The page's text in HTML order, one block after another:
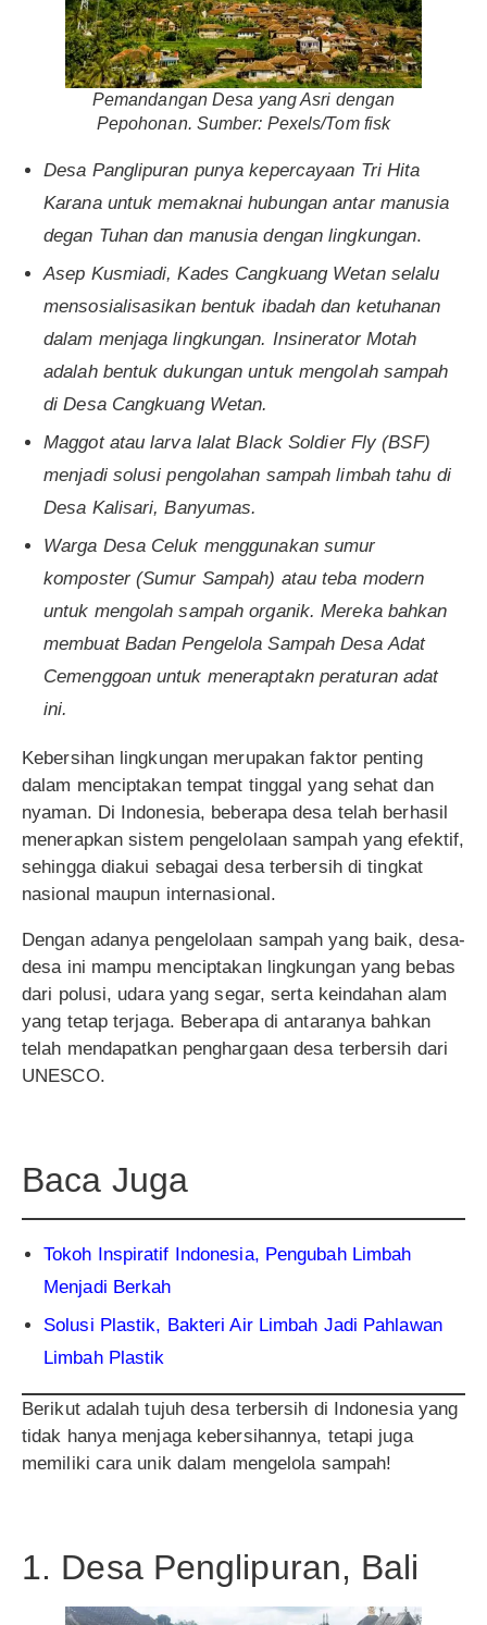
Pemandangan Desa yang Asri dengan
Pepohonan. Sumber: Pexels/Tom fisk
Desa Panglipuran punya kepercayaan Tri Hita
Karana untuk memaknai hubungan antar manusia
degan Tuhan dan manusia dengan lingkungan.
Asep Kusmiadi, Kades Cangkuang Wetan selalu
mensosialisasikan bentuk ibadah dan ketuhanan
dalam menjaga lingkungan. Insinerator Motah
adalah bentuk dukungan untuk mengolah sampah
di Desa Cangkuang Wetan.
Maggot atau larva lalat Black Soldier Fly (BSF)
menjadi solusi pengolahan sampah limbah tahu di
Desa Kalisari, Banyumas.
Warga Desa Celuk menggunakan sumur
komposter (Sumur Sampah) atau teba modern
untuk mengolah sampah organik. Mereka bahkan
membuat Badan Pengelola Sampah Desa Adat
Cemenggoan untuk meneraptakn peraturan adat
ini.
Kebersihan lingkungan merupakan faktor penting
dalam menciptakan tempat tinggal yang sehat dan
nyaman. Di Indonesia, beberapa desa telah berhasil
menerapkan sistem pengelolaan sampah yang efektif,
sehingga diakui sebagai desa terbersih di tingkat
nasional maupun internasional.
Dengan adanya pengelolaan sampah yang baik, desa-
desa ini mampu menciptakan lingkungan yang bebas
dari polusi, udara yang segar, serta keindahan alam
yang tetap terjaga. Beberapa di antaranya bahkan
telah mendapatkan penghargaan desa terbersih dari
UNESCO.
Baca Juga
Tokoh Inspiratif Indonesia, Pengubah Limbah
Menjadi Berkah
Solusi Plastik, Bakteri Air Limbah Jadi Pahlawan
Limbah Plastik
Berikut adalah tujuh desa terbersih di Indonesia yang
tidak hanya menjaga kebersihannya, tetapi juga
memiliki cara unik dalam mengelola sampah!
1. Desa Penglipuran, Bali